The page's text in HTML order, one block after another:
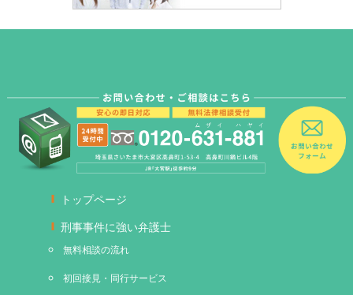
トップページ
刑事事件に強い弁護士
無料相談の流れ
初回接見・同行サービス